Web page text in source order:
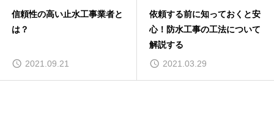
信頼性の高い止水工事業者と
は？
2021.09.21
依頼する前に知っておくと安
心！防水工事の工法について
解説する
2021.03.29